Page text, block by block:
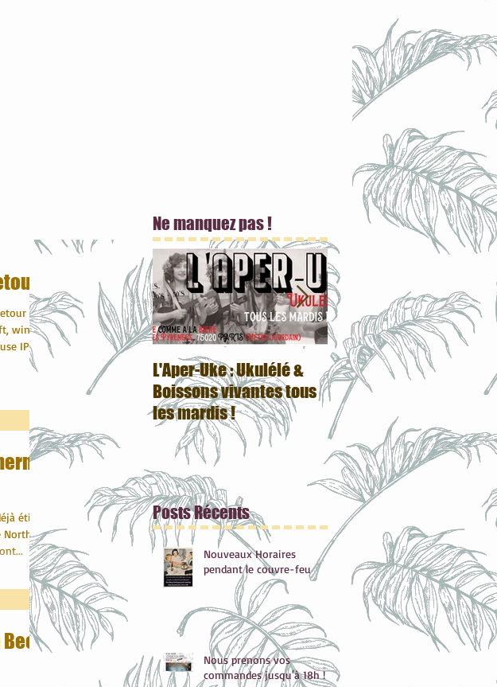
Ne manquez pas !
!
!
winter
IPA,...
étiez
Northern
Beer
L'Aper-Uke : Ukulélé &
Boissons vivantes tous
les mardis !
Votre boutique du 20e a
fait peau neuve :)
PostsRécents
Nouveaux Horaires
pendant le couvre-feu
Nous prenons vos
commandes jusqu'à 18h !